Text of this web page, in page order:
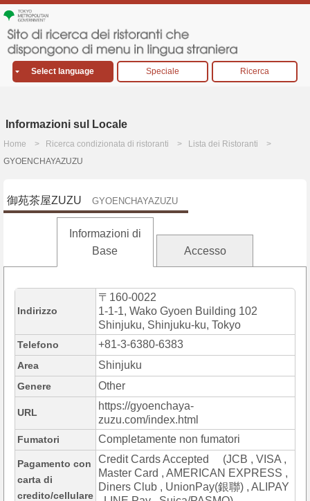
Select language Speciale Ricerca
Informazioni sul Locale
Home Ricerca condizionata di ristoranti
Lista dei Ristoranti
GYOENCHAYAZUZU
御苑茶屋ZUZU GYOENCHAYAZUZU
Informazioni di
Base
Accesso
Indirizzo
〒160-0022
1-1-1, Wako Gyoen Building 102
Shinjuku, Shinjuku-ku, Tokyo
Telefono +81-3-6380-6383
Area Shinjuku
Genere Other
URL
https://gyoenchaya-
zuzu.com/index.html
Fumatori Completamente non fumatori
Pagamento con
carta di
credito/cellulare
Credit Cards Accepted (JCB , VISA ,
Master Card , AMERICAN EXPRESS ,
Diners Club , UnionPay(銀聯) , ALIPAY